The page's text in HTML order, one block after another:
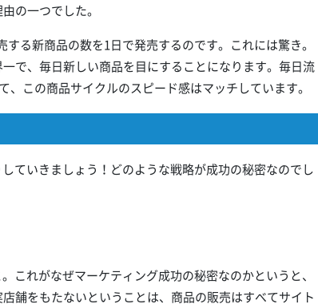
の一つでした。
る新商品の数を1日で発売するのです。これには驚き。
で、毎日新しい商品を目にすることになります。毎日流
この商品サイクルのスピード感はマッチしています。
ていきましょう！どのような戦略が成功の秘密なのでし
これがなぜマーケティング成功の秘密なのかというと、
舗をもたないということは、商品の販売はすべてサイト